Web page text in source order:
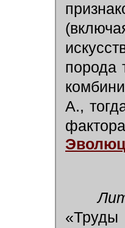
порода
А.,
«Труды